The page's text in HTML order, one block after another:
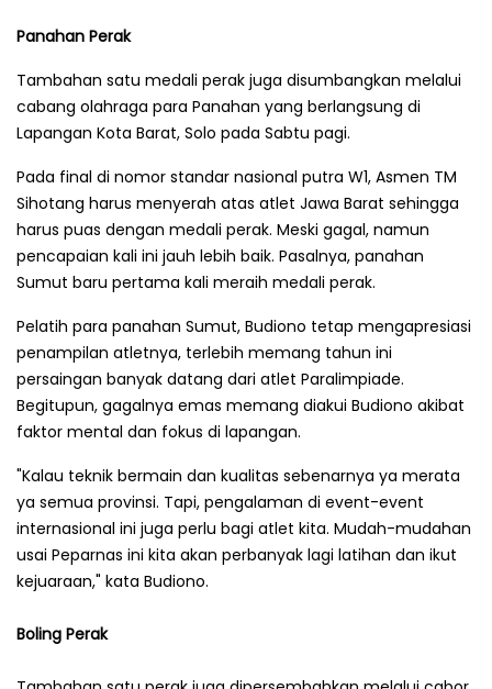
Panahan Perak
Tambahan satu medali perak juga disumbangkan melalui
cabang olahraga para Panahan yang berlangsung di
Lapangan Kota Barat, Solo pada Sabtu pagi.
Pada final di nomor standar nasional putra W1, Asmen TM
Sihotang harus menyerah atas atlet Jawa Barat sehingga
harus puas dengan medali perak. Meski gagal, namun
pencapaian kali ini jauh lebih baik. Pasalnya, panahan
Sumut baru pertama kali meraih medali perak.
Pelatih para panahan Sumut, Budiono tetap mengapresiasi
penampilan atletnya, terlebih memang tahun ini
persaingan banyak datang dari atlet Paralimpiade.
Begitupun, gagalnya emas memang diakui Budiono akibat
faktor mental dan fokus di lapangan.
"Kalau teknik bermain dan kualitas sebenarnya ya merata
ya semua provinsi. Tapi, pengalaman di event-event
internasional ini juga perlu bagi atlet kita. Mudah-mudahan
usai Peparnas ini kita akan perbanyak lagi latihan dan ikut
kejuaraan," kata Budiono.
Boling Perak